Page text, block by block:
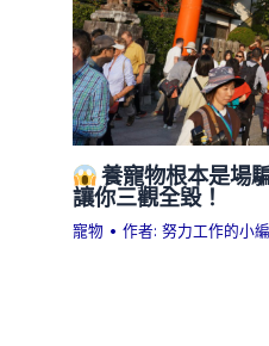
養寵物根本是場
讓你三觀全毀！
寵物 • 作者:努力工作的小編